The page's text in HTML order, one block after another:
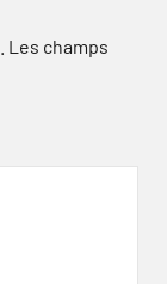
Les champs